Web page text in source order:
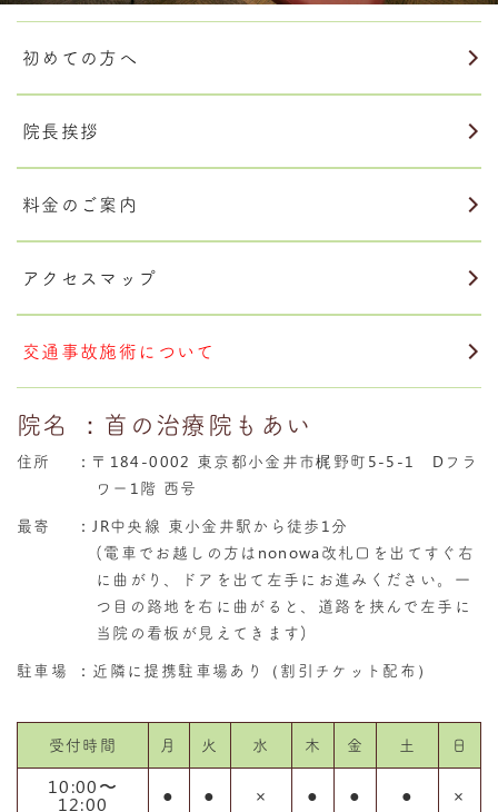
初めての方へ
院長挨拶
料金のご案内
アクセスマップ
交通事故施術について
院名 ：首の治療院もあい
住所 ： 〒184-0002 東京都小金井市梶野町5-5-1 Dフラ
ワー1階 西号
最寄
：JR中央線 東小金井駅から徒歩1分
(電車でお越しの方はnonowa改札口を出てすぐ右
に曲がり、ドアを出て左手にお進みください。一
つ目の路地を右に曲がると、道路を挟んで左手に
当院の看板が見えてきます)
駐車場
：近隣に提携駐車場あり（割引チケット配布）
受付時間 月 火 水 木 金 土 日
10:00〜
12:00 ● ● × ● ● ● ×